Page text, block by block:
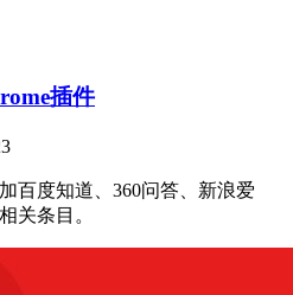
插件
百度知道、360问答、新浪爱
关条目。